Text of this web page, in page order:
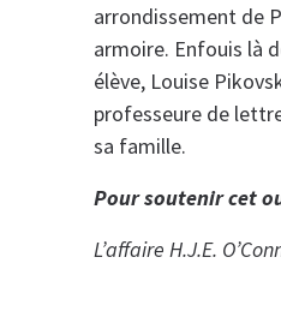
arrondissement de
armoire. Enfouis là
élève, Louise
professeure de
sa famille.
Pour soutenir cet
L’affaire H.J.E.